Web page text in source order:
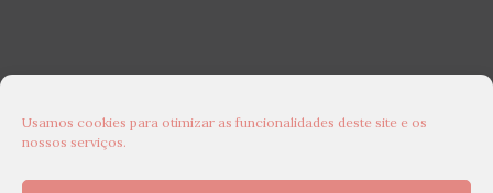
Usamos cookies para otimizar as funcionalidades deste site e os
nossos serviços.